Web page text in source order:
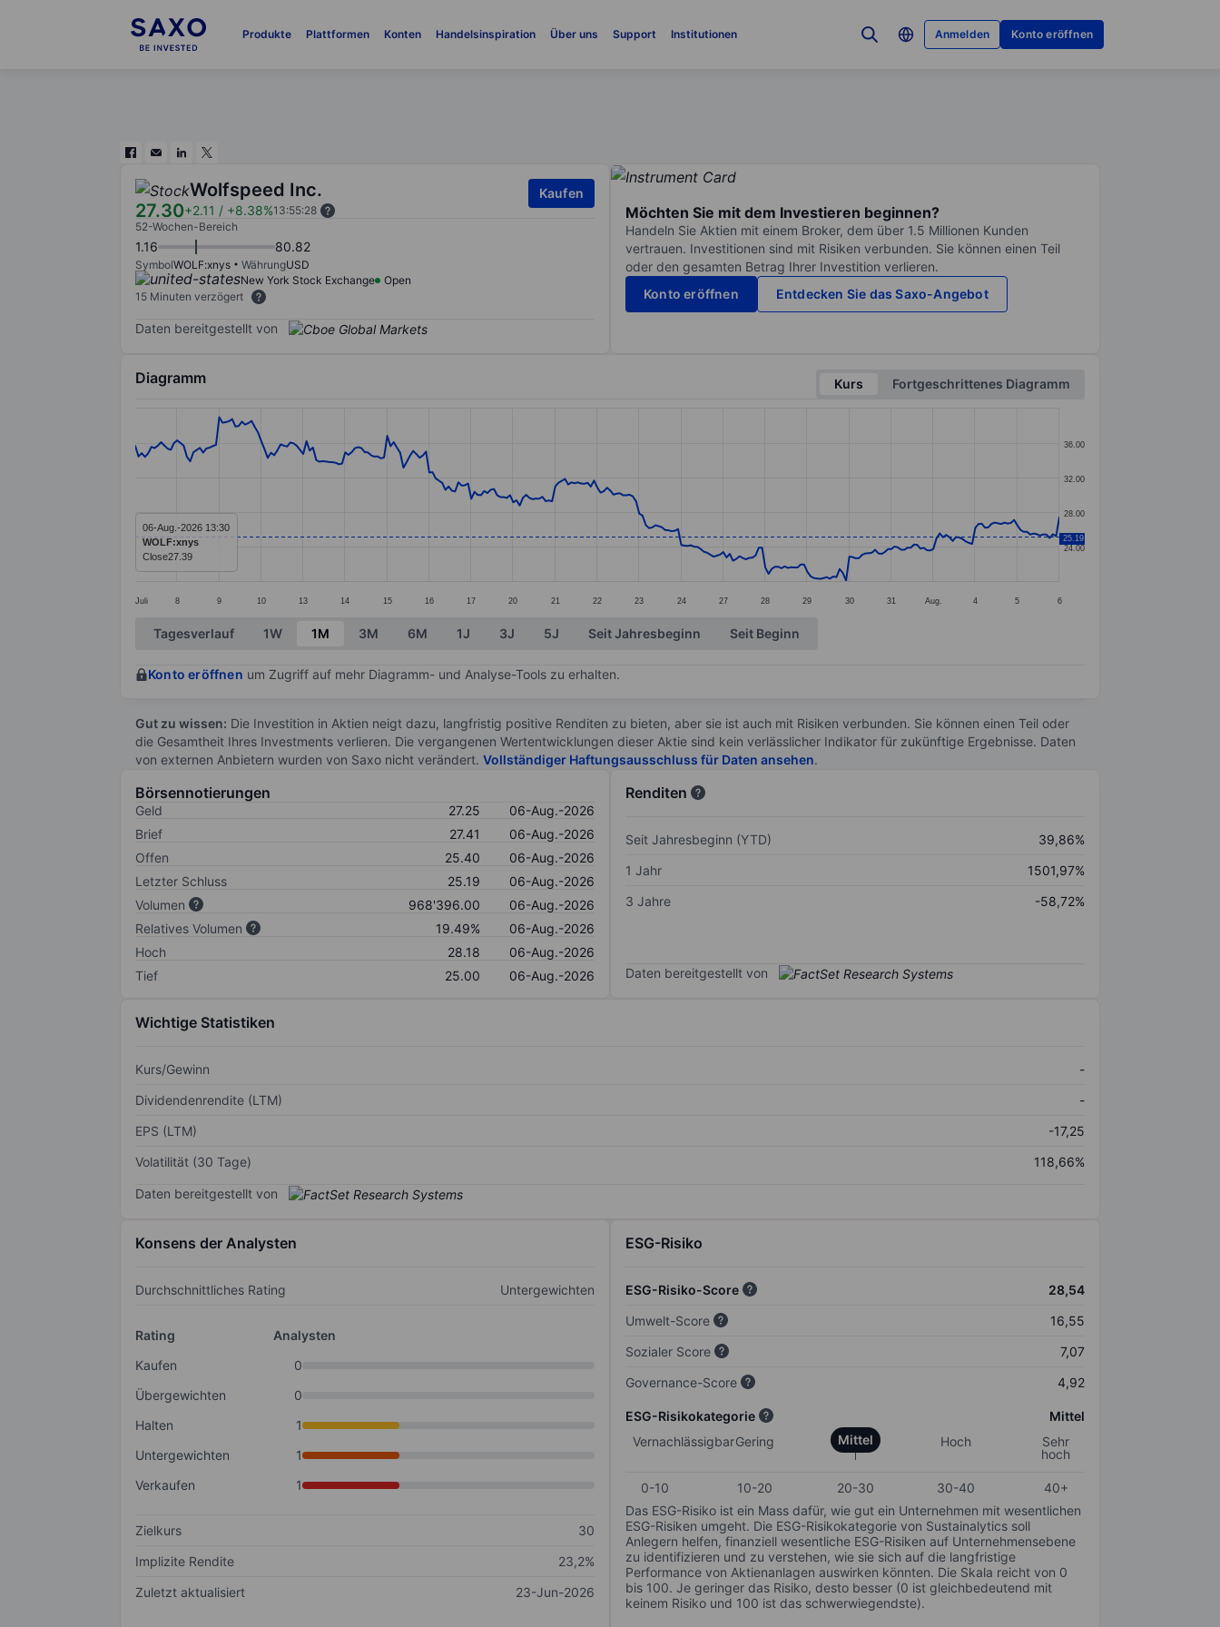
Produkte Plattformen Konten Handelsinspiration Über uns Support Institutionen Anmelden Konto eröffnen
Wolfspeed Inc.
27.30+2.11 / +8.38%13:55:28
Kaufen
52-Wochen-Bereich
1.16 80.82
SymbolWOLF:xnys WährungUSD
New York Stock Exchange
Open
15 Minuten verzögert
Daten bereitgestellt von
Möchten Sie mit dem Investieren beginnen?
Handeln Sie Aktien mit einem Broker, dem über 1.5 Millionen Kunden
vertrauen. Investitionen sind mit Risiken verbunden. Sie können einen Teil
oder den gesamten Betrag Ihrer Investition verlieren.
Konto eröffnen
Entdecken Sie das Saxo-Angebot
Diagramm Kurs
Fortgeschrittenes Diagramm
Line chart with 287 data points.
The chart has 1 X axis displaying categories.
The chart has 1 Y axis displaying values. Data ranges from 20.05 to 39.
Juli 8 9 10 13 14 15 16 17 20 21 22 23 24 27 28 29 30 31 Aug. 4 5 6
24.00
28.00
32.00
36.00
25.19
06-Aug.-2026 13:30
WOLF:xnys
Close27.39
End of interactive chart.
Tagesverlauf 1W 1M 3M 6M 1J 3J 5J Seit Jahresbeginn Seit Beginn
Konto eröffnen um Zugriff auf mehr Diagramm- und Analyse-Tools zu erhalten.
Gut zu wissen: Die Investition in Aktien neigt dazu, langfristig positive Renditen zu bieten, aber sie ist auch mit Risiken verbunden. Sie können einen Teil oder
die Gesamtheit Ihres Investments verlieren. Die vergangenen Wertentwicklungen dieser Aktie sind kein verlässlicher Indikator für zukünftige Ergebnisse. Daten
von externen Anbietern wurden von Saxo nicht verändert. Vollständiger Haftungsausschluss für Daten ansehen.
Börsennotierungen
Geld 27.25
06-Aug.-2026
Brief
27.41
06-Aug.-2026
Offen
25.40
06-Aug.-2026
Letzter Schluss
25.19
06-Aug.-2026
Volumen
968'396.00
06-Aug.-2026
Relatives Volumen
19.49%
06-Aug.-2026
Hoch
28.18
06-Aug.-2026
Tief
25.00 06-Aug.-2026
Renditen
Seit Jahresbeginn (YTD)
39,86%
1 Jahr
1501,97%
3 Jahre
-58,72%
Daten bereitgestellt von
Wichtige Statistiken
Kurs/Gewinn
-
Dividendenrendite (LTM)
-
EPS (LTM)
-17,25
Volatilität (30 Tage)
118,66%
Daten bereitgestellt von
Konsens der Analysten
Durchschnittliches Rating Untergewichten
Rating
Analysten
Kaufen
0
Übergewichten
0
Halten
1
Untergewichten
1
Verkaufen
1
Zielkurs
30
Implizite Rendite
23,2%
Zuletzt aktualisiert
23-Jun-2026
ESG-Risiko
ESG-Risiko-Score
28,54
Umwelt-Score
16,55
Sozialer Score
7,07
Governance-Score
4,92
ESG-Risikokategorie
Mittel
VernachlässigbarGering Mittel Hoch
Sehr
hoch
0-10 10-20 20-30 30-40
40+
Das ESG-Risiko ist ein Mass dafür, wie gut ein Unternehmen mit wesentlichen
ESG-Risiken umgeht. Die ESG-Risikokategorie von Sustainalytics soll
Anlegern helfen, finanziell wesentliche ESG-Risiken auf Unternehmensebene
zu identifizieren und zu verstehen, wie sie sich auf die langfristige
Performance von Aktienanlagen auswirken könnten. Die Skala reicht von 0
bis 100. Je geringer das Risiko, desto besser (0 ist gleichbedeutend mit
keinem Risiko und 100 ist das schwerwiegendste).